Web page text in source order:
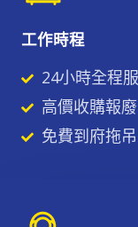
工作時程
24小時全程
高價收購報
免費到府拖吊